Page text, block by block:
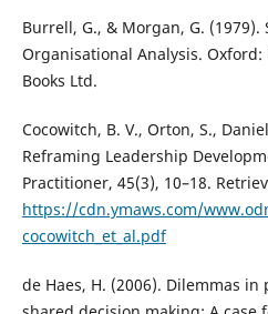
Burrell, G., & Morgan, G.
Organisational Analysis.
Books Ltd.
Cocowitch, B. V., Orton, S.,
Reframing Leadership
Practitioner, 45(3), 10–18.
https://cdn.ymaws.com/
cocowitch_et_al.pdf
de Haes, H. (2006). Dilemmas